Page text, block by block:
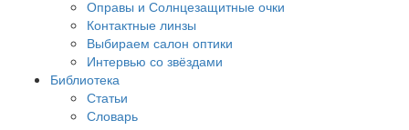
Оправы и Солнцезащитные очки
Контактные линзы
Выбираем салон оптики
Интервью со звёздами
Библиотека
Статьи
Словарь